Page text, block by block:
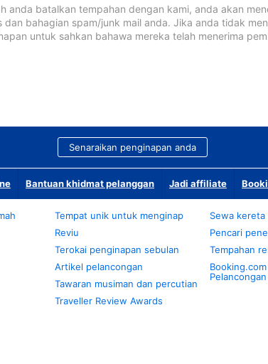
anda batalkan tempahan dengan kami, anda akan
dan bahagian spam/junk mail anda. Jika anda tidak
untuk sahkan bahawa mereka telah menerima
Senaraikan penginapan anda
Bantuan khidmat pelanggan Jadi affiliate
Tempat unik untuk menginap
Reviu
Terokai penginapan sebulan
Artikel pelancongan
Tawaran musiman dan percutian
Traveller Review Awards
Sewa kereta
Pencari
Tempahan
Pelancongan